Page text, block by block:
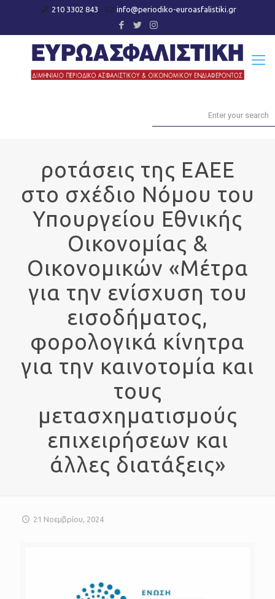
210 3302 843 info@periodiko-euroasfalistiki.gr
ροτάσεις της ΕΑΕΕ
στο σχέδιο Νόμου του
Υπουργείου Εθνικής
Οικονομίας &
Οικονομικών «Μέτρα
για την ενίσχυση του
εισοδήματος,
φορολογικά κίνητρα
για την καινοτομία και
τους
μετασχηματισμούς
επιχειρήσεων και
άλλες διατάξεις»
21 Νοεμβρίου, 2024